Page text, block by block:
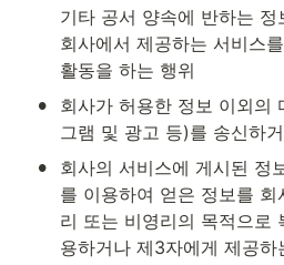
기타 공서 양속에 반하는
회사에서 제공하는 서비스
활동을 하는 행위
•
회사가 허용한 정보 이외의
그램 및 광고 등)를 송신하
•
회사의 서비스에 게시된 정
를 이용하여 얻은 정보를
리 또는 비영리의 목적으로
용하거나 제3자에게 제공하